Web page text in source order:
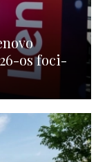
os foci-